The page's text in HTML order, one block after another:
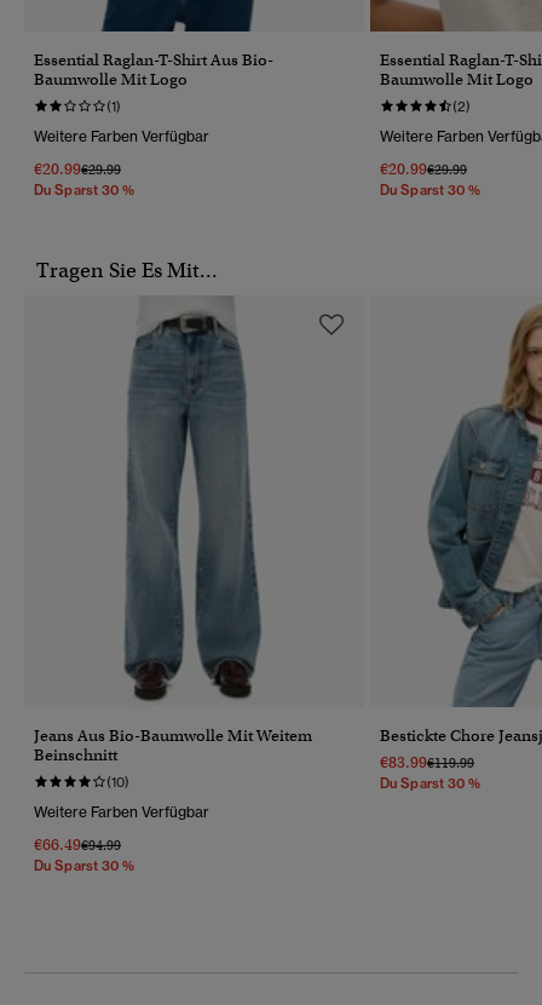
Essential Raglan-T-Shirt Aus Bio-
Baumwolle Mit Logo
(1)
Weitere Farben Verfügbar
€20.99Preis Wurde Reduziert Von
€29.99Bis
Du Sparst 30 %
Essential Raglan-T-
Baumwolle Mit Logo
(2)
Weitere Farben
€20.99Preis Wurde
€29.99Bis
Du Sparst 30 %
Tragen Sie Es Mit...
Jeans Aus Bio-Baumwolle Mit Weitem
Beinschnitt
(10)
Weitere Farben Verfügbar
€66.49Preis Wurde Reduziert Von
€94.99Bis
Du Sparst 30 %
Bestickte Chore
€83.99Preis Wurde
€119.99Bis
Du Sparst 30 %